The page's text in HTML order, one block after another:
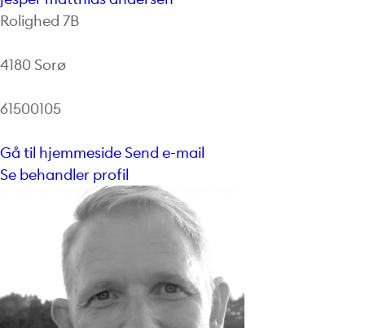
Rolighed 7B
4180 Sorø
61500105
Gå til hjemmesideSend e-mail
Se behandler profil